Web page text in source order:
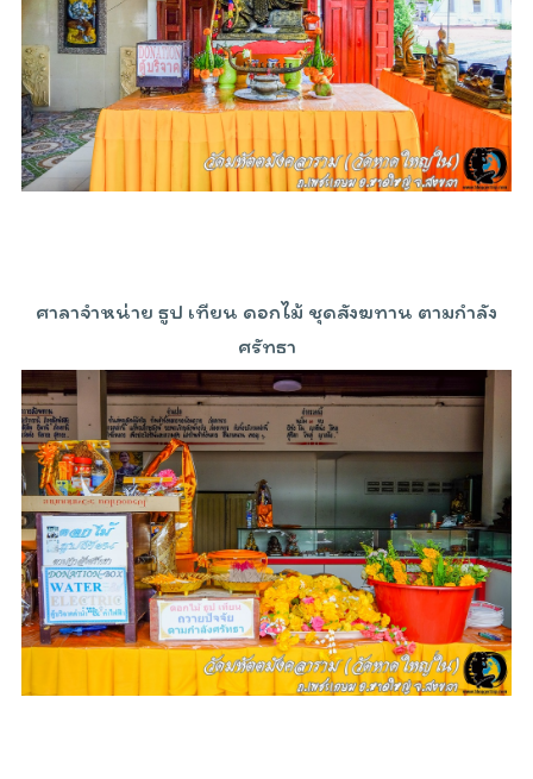
ศาลาจำหน่าย ธูป เทียน ดอกไม้ ชุดสังฆทาน ตามกำลัง
ศรัทธา